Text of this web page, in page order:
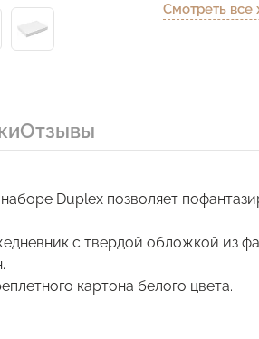
Смотреть все
Отзывы
Duplex позволяет
с твердой обложкой из
картона белого цвета.